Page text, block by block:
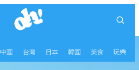
中國 台灣 日本 韓國 美食 玩樂